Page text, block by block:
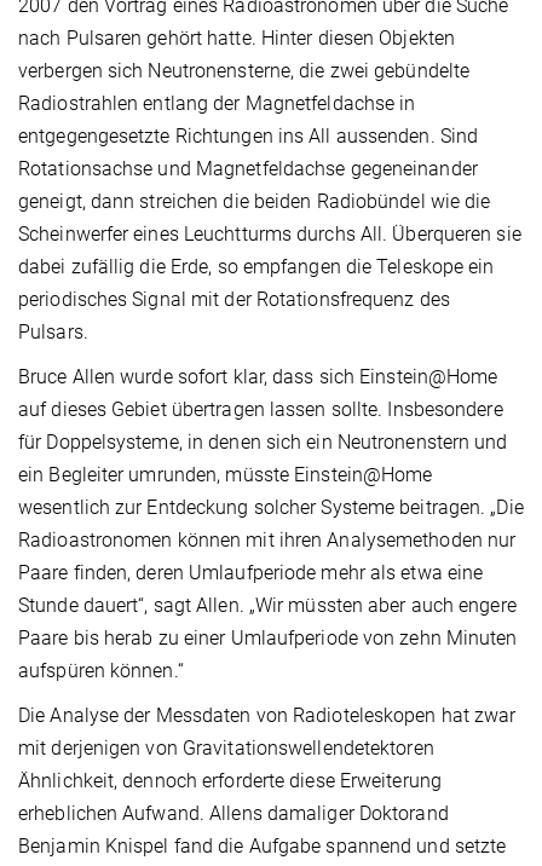
2007 den Vortrag eines Radioastronomen über die Suche
nach Pulsaren gehört hatte. Hinter diesen Objekten
verbergen sich Neutronensterne, die zwei gebündelte
Radiostrahlen entlang der Magnetfeldachse in
entgegengesetzte Richtungen ins All aussenden. Sind
Rotationsachse und Magnetfeldachse gegeneinander
geneigt, dann streichen die beiden Radiobündel wie die
Scheinwerfer eines Leuchtturms durchs All. Überqueren sie
dabei zufällig die Erde, so empfangen die Teleskope ein
periodisches Signal mit der Rotationsfrequenz des
Pulsars.
Bruce Allen wurde sofort klar, dass sich Einstein@Home
auf dieses Gebiet übertragen lassen sollte. Insbesondere
für Doppelsysteme, in denen sich ein Neutronenstern und
ein Begleiter umrunden, müsste Einstein@Home
wesentlich zur Entdeckung solcher Systeme beitragen. „Die
Radioastronomen können mit ihren Analysemethoden nur
Paare finden, deren Umlaufperiode mehr als etwa eine
Stunde dauert“, sagt Allen. „Wir müssten aber auch engere
Paare bis herab zu einer Umlaufperiode von zehn Minuten
aufspüren können.“
Die Analyse der Messdaten von Radioteleskopen hat zwar
mit derjenigen von Gravitationswellendetektoren
Ähnlichkeit, dennoch erforderte diese Erweiterung
erheblichen Aufwand. Allens damaliger Doktorand
Benjamin Knispel fand die Aufgabe spannend und setzte